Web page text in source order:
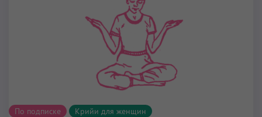
По подписке Крийи для женщин